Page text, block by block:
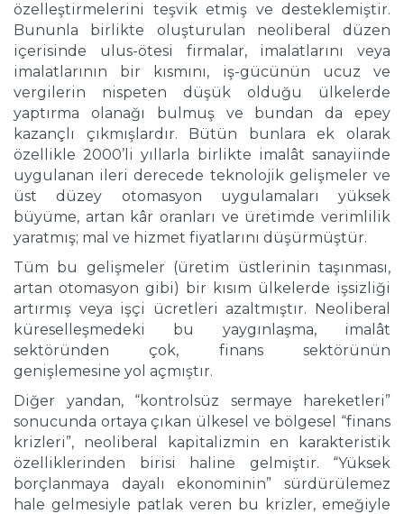
özelleştirmelerini teşvik etmiş ve desteklemiştir.
Bununla birlikte oluşturulan neoliberal düzen
içerisinde ulus-ötesi firmalar, imalatlarını veya
imalatlarının bir kısmını, iş-gücünün ucuz ve
vergilerin nispeten düşük olduğu ülkelerde
yaptırma olanağı bulmuş ve bundan da epey
kazançlı çıkmışlardır. Bütün bunlara ek olarak
özellikle 2000’li yıllarla birlikte imalât sanayiinde
uygulanan ileri derecede teknolojik gelişmeler ve
üst düzey otomasyon uygulamaları yüksek
büyüme, artan kâr oranları ve üretimde verimlilik
yaratmış; mal ve hizmet fiyatlarını düşürmüştür.
Tüm bu gelişmeler (üretim üstlerinin taşınması,
artan otomasyon gibi) bir kısım ülkelerde işsizliği
artırmış veya işçi ücretleri azaltmıştır. Neoliberal
küreselleşmedeki bu yaygınlaşma, imalât
sektöründen çok, finans sektörünün
genişlemesine yol açmıştır.
Diğer yandan, “kontrolsüz sermaye hareketleri”
sonucunda ortaya çıkan ülkesel ve bölgesel “finans
krizleri”, neoliberal kapitalizmin en karakteristik
özelliklerinden birisi haline gelmiştir. “Yüksek
borçlanmaya dayalı ekonominin” sürdürülemez
hale gelmesiyle patlak veren bu krizler, emeğiyle